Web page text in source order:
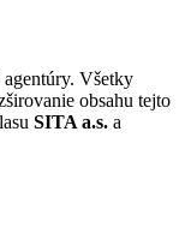
agentúry. Všetky
obsahu tejto
SITA a.s. a